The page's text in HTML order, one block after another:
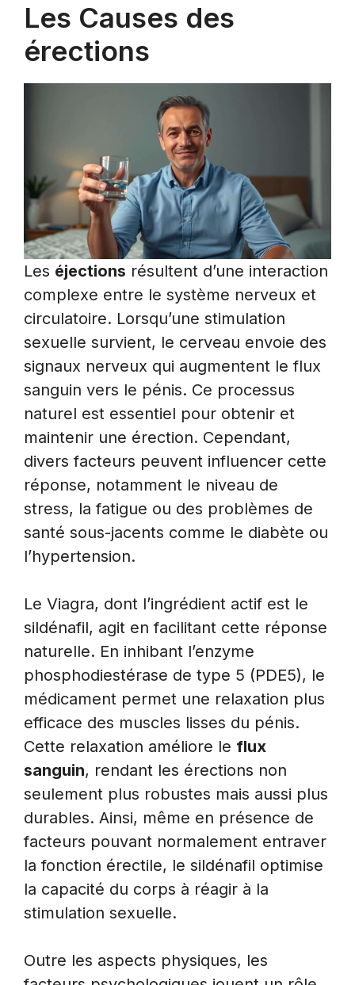
Les Causes des
érections
Les éjections résultent d’une interaction
complexe entre le système nerveux et
circulatoire. Lorsqu’une stimulation
sexuelle survient, le cerveau envoie des
signaux nerveux qui augmentent le flux
sanguin vers le pénis. Ce processus
naturel est essentiel pour obtenir et
maintenir une érection. Cependant,
divers facteurs peuvent influencer cette
réponse, notamment le niveau de
stress, la fatigue ou des problèmes de
santé sous-jacents comme le diabète ou
l’hypertension.
Le Viagra, dont l’ingrédient actif est le
sildénafil, agit en facilitant cette réponse
naturelle. En inhibant l’enzyme
phosphodiestérase de type 5 (PDE5), le
médicament permet une relaxation plus
efficace des muscles lisses du pénis.
Cette relaxation améliore le flux
sanguin, rendant les érections non
seulement plus robustes mais aussi plus
durables. Ainsi, même en présence de
facteurs pouvant normalement entraver
la fonction érectile, le sildénafil optimise
la capacité du corps à réagir à la
stimulation sexuelle.
Outre les aspects physiques, les